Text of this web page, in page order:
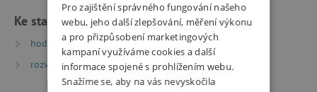
Ke stažení
hodinykomprimo | PDF | 0.38 MB
rozvrhkomprim | PDF | 0.48 MB
Pro zajištění správného fungování našeho
webu, jeho další zlepšování, měření výkonu
a pro přizpůsobení marketingových
kampaní využíváme cookies a další
informace spojené s prohlížením webu.
Snažíme se, aby na vás nevyskočila